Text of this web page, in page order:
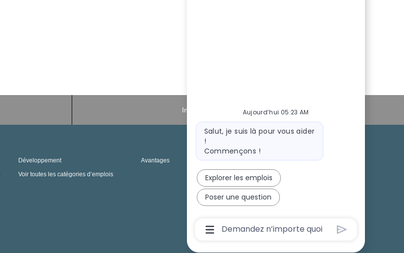
Informations personnelles
Développement
Voir toutes les catégories d’emplois
Avantages Recrutement sur les campus
Aujourd’hui 05:23 AM
Message
bot
Salut, je suis là pour vous aider
!
Commençons !
Explorer les emplois
Poser une question
Boîte
De